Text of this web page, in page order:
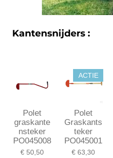
Kantensnijders :
Polet
graskante
nsteker
PO045008
€ 50,50
ACTIE
Polet
Graskants
teker
PO045001
€ 63,30